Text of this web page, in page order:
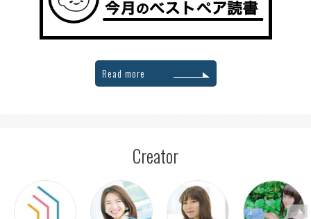
Read more
Creator